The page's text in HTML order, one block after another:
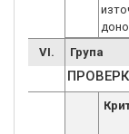
VI.
Група